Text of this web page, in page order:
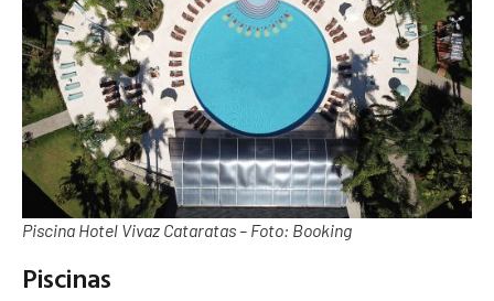
Piscina Hotel Vivaz Cataratas – Foto: Booking
Piscinas